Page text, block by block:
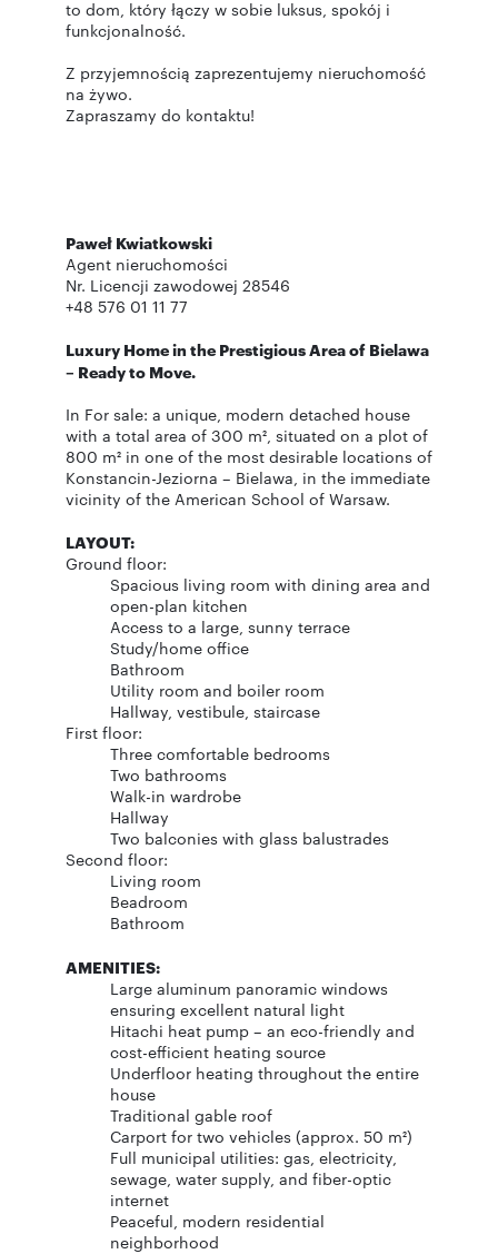
to dom, który łączy w sobie luksus, spokój i
funkcjonalność.
Z przyjemnością zaprezentujemy nieruchomość
na żywo.
Zapraszamy do kontaktu!
Paweł Kwiatkowski
Agent nieruchomości
Nr. Licencji zawodowej 28546
+48 576 01 11 77
Luxury Home in the Prestigious Area of Bielawa
– Ready to Move.
In For sale: a unique, modern detached house
with a total area of 300 m², situated on a plot of
800 m² in one of the most desirable locations of
Konstancin-Jeziorna – Bielawa, in the immediate
vicinity of the American School of Warsaw.
LAYOUT:
Ground floor:
Spacious living room with dining area and
open-plan kitchen
Access to a large, sunny terrace
Study/home office
Bathroom
Utility room and boiler room
Hallway, vestibule, staircase
First floor:
Three comfortable bedrooms
Two bathrooms
Walk-in wardrobe
Hallway
Two balconies with glass balustrades
Second floor:
Living room
Beadroom
Bathroom
AMENITIES:
Large aluminum panoramic windows
ensuring excellent natural light
Hitachi heat pump – an eco-friendly and
cost-efficient heating source
Underfloor heating throughout the entire
house
Traditional gable roof
Carport for two vehicles (approx. 50 m²)
Full municipal utilities: gas, electricity,
sewage, water supply, and fiber-optic
internet
Peaceful, modern residential
neighborhood